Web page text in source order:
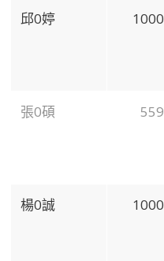
邱0婷 1000
張0碩 559
楊0誠 1000